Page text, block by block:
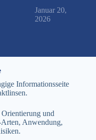
Januar 20,
2026
Informationsseite
und
Anwendung,